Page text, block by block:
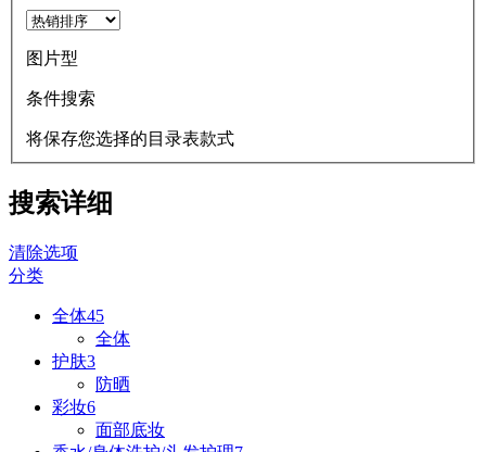
图片型
条件搜索
将保存您选择的目录表款式
搜索详细
清除选项
分类
全体45
全体
护肤3
防晒
彩妆6
面部底妆